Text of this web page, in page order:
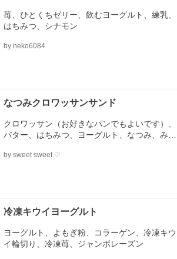
苺、ひとくちゼリー、飲むヨーグルト、練乳、
はちみつ、シナモン
by neko6084
なつみクロワッサンサンド
クロワッサン（お好きなパンでもよいです）、
バター、はちみつ、ヨーグルト、なつみ、みか
by sweet sweet ♡
冷凍キウイヨーグルト
ヨーグルト、よもぎ粉、コラーゲン、冷凍キウ
イ輪切り、冷凍苺、ジャンボレーズン